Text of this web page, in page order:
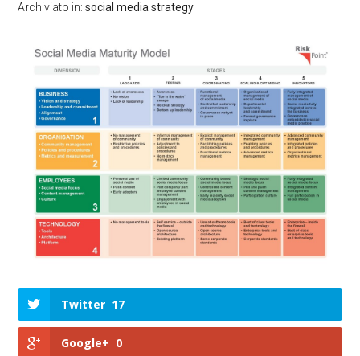
Archiviato in:social media strategy
Twitter 17
Google+ 0